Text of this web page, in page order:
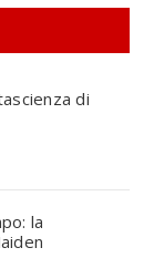
di
la